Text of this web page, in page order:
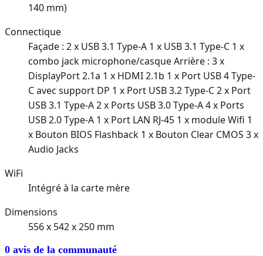
0 avis de la communauté
140 mm)
Connectique
Façade : 2 x USB 3.1 Type-A 1 x USB 3.1 Type-C 1 x
combo jack microphone/casque Arrière : 3 x
DisplayPort 2.1a 1 x HDMI 2.1b 1 x Port USB 4 Type-
C avec support DP 1 x Port USB 3.2 Type-C 2 x Port
USB 3.1 Type-A 2 x Ports USB 3.0 Type-A 4 x Ports
USB 2.0 Type-A 1 x Port LAN RJ-45 1 x module Wifi 1
x Bouton BIOS Flashback 1 x Bouton Clear CMOS 3 x
Audio Jacks
WiFi
Intégré à la carte mère
Dimensions
556 x 542 x 250 mm